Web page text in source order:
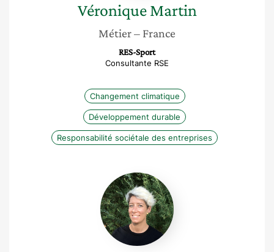
Véronique Martin
Métier– France
RES-Sport
Consultante RSE
Changement climatique
Développement durable
Responsabilité sociétale des entreprises
Elise
Naccarato